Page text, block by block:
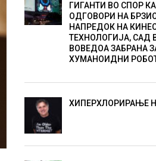
ГИГАНТИ ВО СПОР
ОДГОВОРИ НА
НАПРЕДОК НА
ТЕХНОЛОГИЈА, САД
ВОВЕДОА ЗАБРАНА
ХУМАНОИДНИ
ХИПЕРХЛОРИРАЊЕ